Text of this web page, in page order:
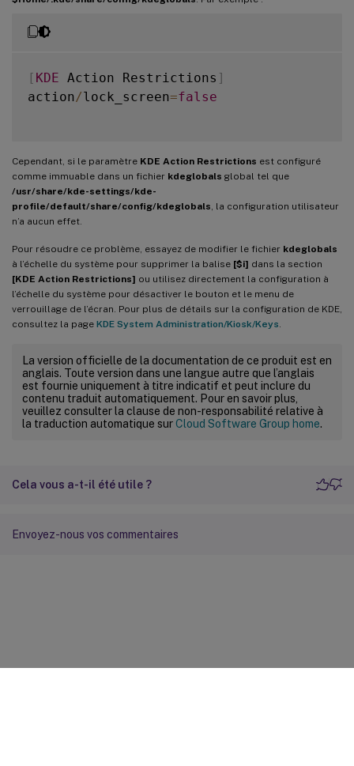
[ KDE Action Restrictions ]
action/lock_screen=false
Cependant, si le paramètre KDE Action Restrictions est configuré
comme immuable dans un fichier kdeglobals global tel que
/usr/share/kde-settings/kde-
profile/default/share/config/kdeglobals , la configuration utilisateur
n’a aucun effet.
Pour résoudre ce problème, essayez de modifier le fichier kdeglobals
à l’échelle du système pour supprimer la balise [$i] dans la section
[KDE Action Restrictions] ou utilisez directement la configuration à
l’échelle du système pour désactiver le bouton et le menu de
verrouillage de l’écran. Pour plus de détails sur la configuration de KDE,
consultez la page KDE System Administration/Kiosk/Keys
La version officielle de la documentation de ce produit est en
anglais. Toute version dans une langue autre que l’anglais
est fournie uniquement à titre indicatif et peut inclure du
contenu traduit automatiquement. Pour en savoir plus,
veuillez consulter la clause de non-responsabilité relative à
la traduction automatique surCloud Software Group home.
Cela vous a-t-il été utile ?
Envoyez-nous vos commentaires